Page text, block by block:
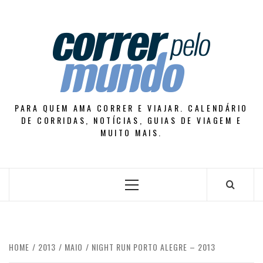
PARA QUEM AMA CORRER E VIAJAR. CALENDÁRIO
DE CORRIDAS, NOTÍCIAS, GUIAS DE VIAGEM E
MUITO MAIS.
Primary
HOME 2013 MAIO NIGHT RUN PORTO ALEGRE – 2013